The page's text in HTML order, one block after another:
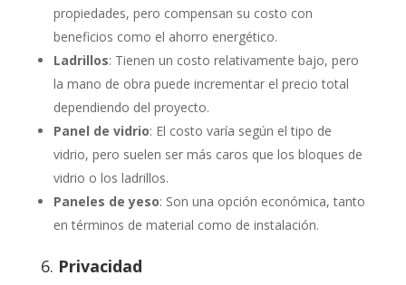
propiedades, pero compensan su costo con
beneficios como el ahorro energético.
Ladrillos: Tienen un costo relativamente bajo, pero
la mano de obra puede incrementar el precio total
dependiendo del proyecto.
Panel de vidrio: El costo varía según el tipo de
vidrio, pero suelen ser más caros que los bloques de
vidrio o los ladrillos.
Paneles de yeso: Son una opción económica, tanto
en términos de material como de instalación.
6. Privacidad